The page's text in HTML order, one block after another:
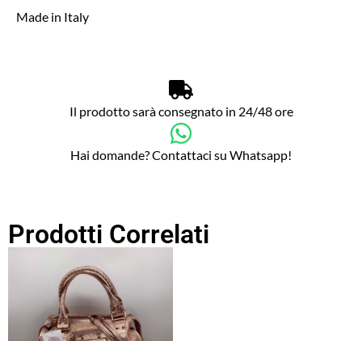
Made in Italy
Il prodotto sarà consegnato in 24/48 ore
Hai domande? Contattaci su Whatsapp!
Prodotti Correlati